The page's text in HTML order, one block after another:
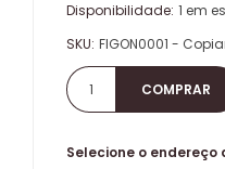
Disponibilidade: 1 em
SKU: FIGON0001 -
Selecione o endereço